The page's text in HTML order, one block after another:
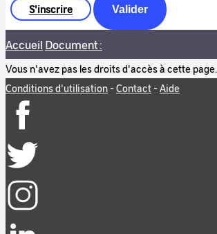
S'inscrire Valider
Accueil Document :
Vous n'avez pas les droits d'accès à cette page.
Conditions d'utilisation - Contact - Aide